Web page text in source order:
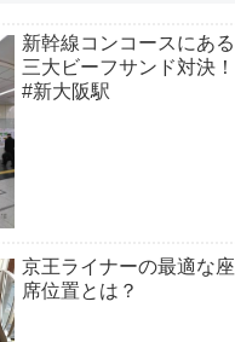
新幹線コンコースにある
三大ビーフサンド対決！
#新大阪駅
京王ライナーの最適な座
席位置とは？